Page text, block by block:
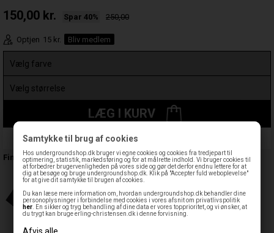
Samtykke til brug af cookies
Hos undergroundshop.dk bruger vi egne cookies og cookies fra tredjepart til
optimering, statistik, markedsføring og for at målrette indhold. Vi bruger cookies til
at forbedrer brugervenligheden på vores side og gør det derfor endnu lettere for at
dig at besøge og bruge undergroundshop.dk. Klik på "Accepter fuld weboplevelse"
for at give dit samtykke til brugen af cookies.
Du kan læse mere information om, hvordan undergroundshop.dk behandler dine
personoplysninger i forbindelse med cookies i vores afsnit om privatlivspolitik
her . En sikker og tryg behandling af dine data er vores topprioritet, og vi ønsker, at
du trygt kan bruge erling-christensen.dk i denne forvisning.
150,00 kr. Spar 40% 250,00
Optjen 15 kr. Bliv medlem
LÆG I KURV
Leveringstid: 1-3 hverdage
Findes også: